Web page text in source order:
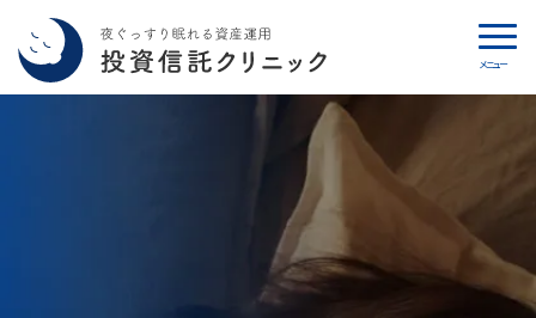
メニュー